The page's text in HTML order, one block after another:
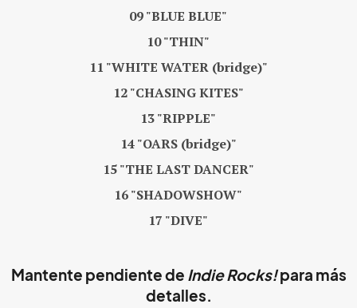
09 "BLUE BLUE"
10 "THIN"
11 "WHITE WATER (bridge)"
12 "CHASING KITES"
13 "RIPPLE"
14 "OARS (bridge)"
15 "THE LAST DANCER"
16 "SHADOWSHOW"
17 "DIVE"
Mantente pendiente de Indie Rocks!para más
detalles.